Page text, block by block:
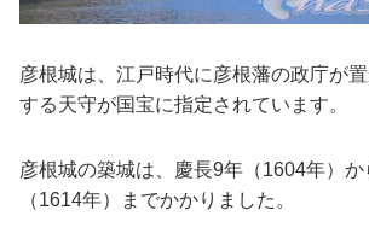
彦根城は、江戸時代に彦根藩の政庁が
する天守が国宝に指定されています。
彦根城の築城は、慶長9年（1604年）
（1614年）までかかりました。